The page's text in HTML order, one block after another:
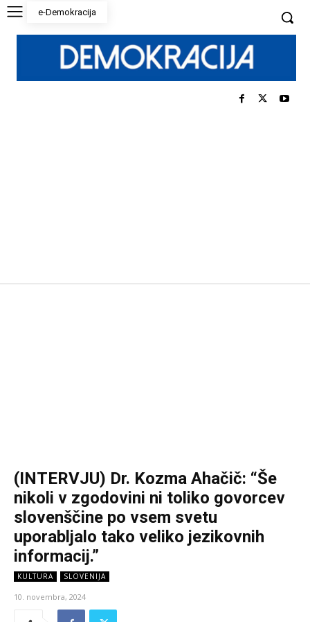
e-Demokracija
(INTERVJU) Dr. Kozma Ahačič: “Še
nikoli v zgodovini ni toliko govorcev
slovenščine po vsem svetu
uporabljalo tako veliko jezikovnih
informacij.”
KULTURA SLOVENIJA
10. novembra, 2024